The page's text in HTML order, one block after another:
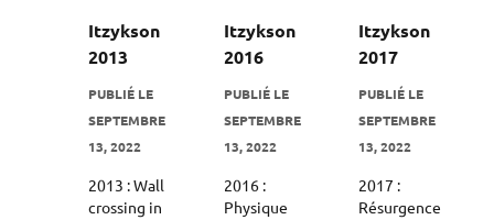
Itzykson
2013
PUBLIÉ LE
SEPTEMBRE
13, 2022
2013 : Wall
crossing in
Itzykson
2016
PUBLIÉ LE
SEPTEMBRE
13, 2022
2016 :
Physique
Itzykson
2017
PUBLIÉ LE
SEPTEMBRE
13, 2022
2017 :
Résurgence